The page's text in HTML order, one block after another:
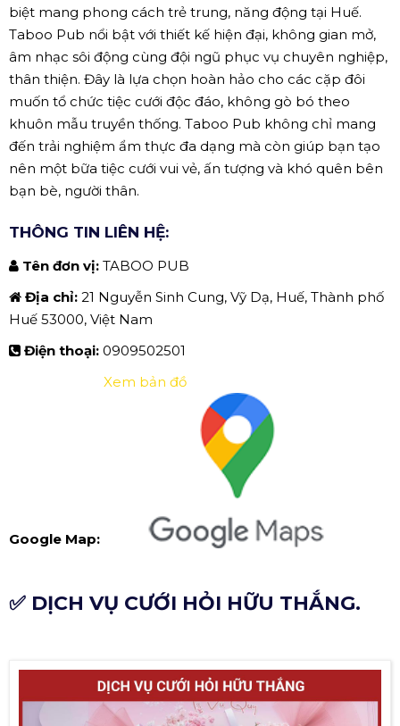
biệt mang phong cách trẻ trung, năng động tại Huế.
Taboo Pub nổi bật với thiết kế hiện đại, không gian mở,
âm nhạc sôi động cùng đội ngũ phục vụ chuyên nghiệp,
thân thiện. Đây là lựa chọn hoàn hảo cho các cặp đôi
muốn tổ chức tiệc cưới độc đáo, không gò bó theo
khuôn mẫu truyền thống. Taboo Pub không chỉ mang
đến trải nghiệm ẩm thực đa dạng mà còn giúp bạn tạo
nên một bữa tiệc cưới vui vẻ, ấn tượng và khó quên bên
bạn bè, người thân.
THÔNG TIN LIÊN HỆ:
Tên đơn vị: TABOO PUB
Địa chỉ: 21 Nguyễn Sinh Cung, Vỹ Dạ, Huế, Thành phố
Huế 53000, Việt Nam
Điện thoại: 0909502501
Google Map:
Xem bản đồ
✅ DỊCH VỤ CƯỚI HỎI HỮU THẮNG.